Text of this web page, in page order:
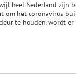
heel Nederland zijn
om het coronavirus
te houden, wordt er